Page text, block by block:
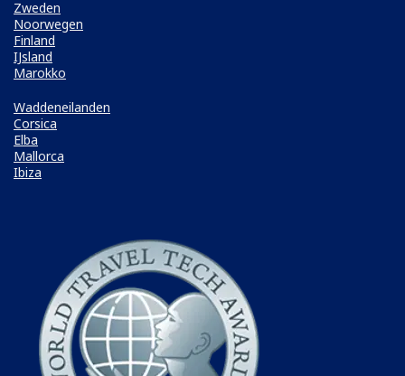
Zweden
Noorwegen
Finland
IJsland
Marokko
Waddeneilanden
Corsica
Elba
Mallorca
Ibiza